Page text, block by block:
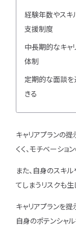
経験年数やス
支援制度
中長期的なキャ
体制
定期的な面談を
きる
キャリアプランの
くく、モチベーショ
また、自身のスキ
てしまうリスクも生
キャリアプランを
自身のポテンシャ